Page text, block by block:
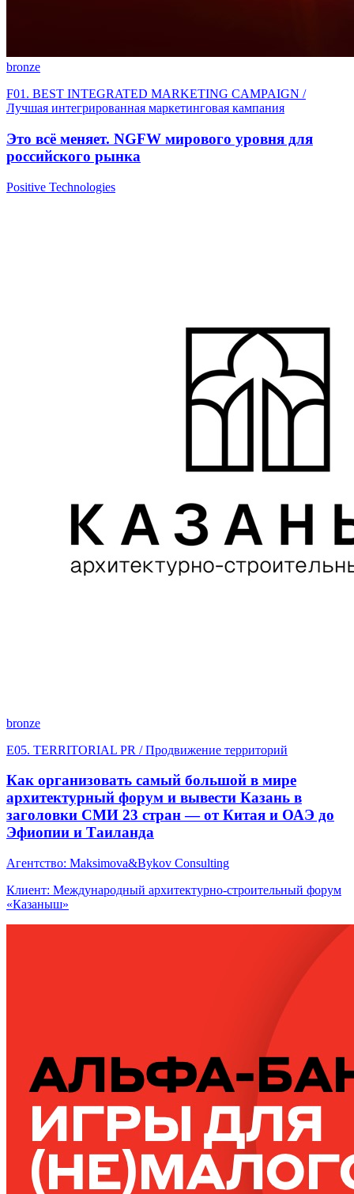
bronze
F01. BEST INTEGRATED MARKETING CAMPAIGN /
Лучшая интегрированная маркетинговая кампания
Это всё меняет. NGFW мирового уровня для
российского рынка
Positive Technologies
bronze
E05. TERRITORIAL PR / Продвижение территорий
Как организовать самый большой в мире
архитектурный форум и вывести Казань в
заголовки СМИ 23 стран — от Китая и ОАЭ до
Эфиопии и Таиланда
Агентство: Maksimova&Bykov Consulting
Клиент: Международный архитектурно-строительный форум
«Казаныш»